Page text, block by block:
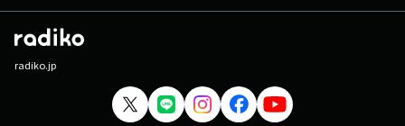
radiko.jp